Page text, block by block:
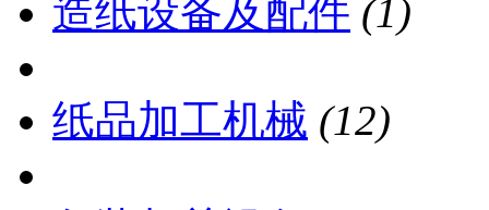
造纸设备及配件 (1)
纸品加工机械 (12)